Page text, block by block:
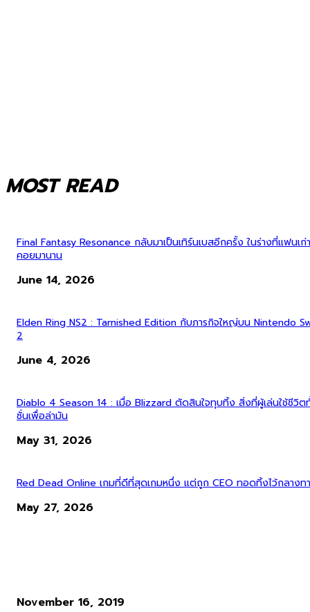
MOST READ
Final Fantasy Resonance กลับมาเป็นเทิร์นเบสอีกครั้ง ในร่างที่แฟนเก่
คอยมานาน
June 14, 2026
Elden Ring NS2 : Tarnished Edition กับภารกิจใหญ่บน Nintendo
2
June 4, 2026
Diablo 4 Season 14 : เมื่อ Blizzard ตัดสินใจทุบทิ้ง สิ่งที่ผู้เล่นใช้ชีวิต
ซั่นเพื่อล่ามัน
May 31, 2026
Red Dead Online เกมที่ดีที่สุดเกมหนึ่ง แต่ถูก CEO ทอดทิ้งไว้กลางท
May 27, 2026
November 16, 2019